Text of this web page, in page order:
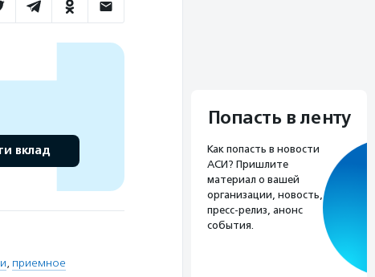
вклад
, приемное
Попасть в ленту
Как попасть в новости
АСИ? Пришлите
материал о вашей
организации, новость,
пресс-релиз, анонс
события.